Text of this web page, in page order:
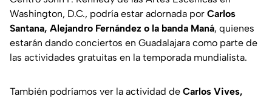
Washington, D.C., podría estar adornada por Carlos
Santana, Alejandro Fernández o la banda Maná, quienes
estarán dando conciertos en Guadalajara como parte de
las actividades gratuitas en la temporada mundialista.
También podríamos ver la actividad de Carlos Vives,